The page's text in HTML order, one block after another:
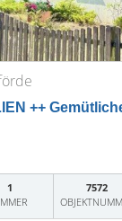
++
1
7572